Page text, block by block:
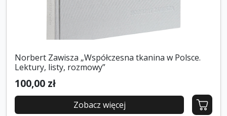
Norbert Zawisza „Współczesna tkanina w Polsce.
Lektury, listy, rozmowy”
100,00 zł
Zobacz więcej